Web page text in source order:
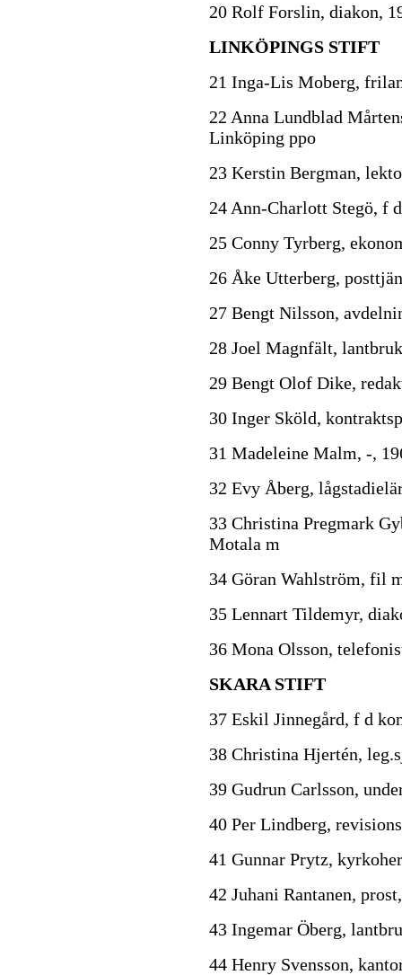
20 Rolf Forslin, diakon,
LINKÖPINGS STIFT
21 Inga-Lis Moberg,
22 Anna Lundblad
Linköping ppo
23 Kerstin Bergman,
24 Ann-Charlott Stegö, f
25 Conny Tyrberg,
26 Åke Utterberg,
27 Bengt Nilsson,
28 Joel Magnfält,
29 Bengt Olof Dike,
30 Inger Sköld,
31 Madeleine Malm, -,
32 Evy Åberg,
33 Christina Pregmark
Motala m
34 Göran Wahlström, fil
35 Lennart Tildemyr,
36 Mona Olsson,
SKARA STIFT
37 Eskil Jinnegård, f d
38 Christina Hjertén,
39 Gudrun Carlsson,
40 Per Lindberg,
41 Gunnar Prytz,
42 Juhani Rantanen,
43 Ingemar Öberg,
44 Henry Svensson,